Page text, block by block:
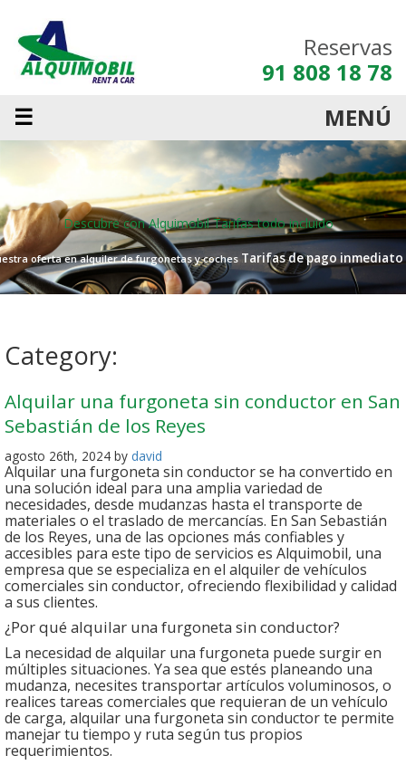
Reservas
91 808 18 78
☰
MENÚ
Descubre con AlquimobilTarifas todo incluido
oferta en alquiler de furgonetas y coches Tarifas de pago inmediato
Category:
Alquilar una furgoneta sin conductor en San
Sebastián de los Reyes
agosto 26th, 2024 by david
Alquilar una furgoneta sin conductor se ha convertido en
una solución ideal para una amplia variedad de
necesidades, desde mudanzas hasta el transporte de
materiales o el traslado de mercancías. En San Sebastián
de los Reyes, una de las opciones más confiables y
accesibles para este tipo de servicios es Alquimobil, una
empresa que se especializa en el alquiler de vehículos
comerciales sin conductor, ofreciendo flexibilidad y calidad
a sus clientes.
¿Por qué alquilar una furgoneta sin conductor?
La necesidad de alquilar una furgoneta puede surgir en
múltiples situaciones. Ya sea que estés planeando una
mudanza, necesites transportar artículos voluminosos, o
realices tareas comerciales que requieran de un vehículo
de carga, alquilar una furgoneta sin conductor te permite
manejar tu tiempo y ruta según tus propios
requerimientos.